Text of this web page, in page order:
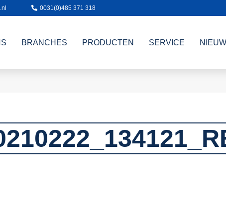
0031(0)485 371 318
BRANCHES PRODUCTEN SERVICE